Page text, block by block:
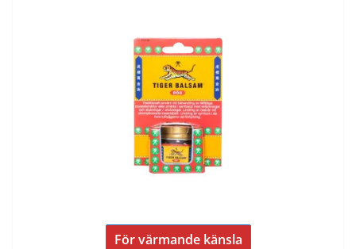
För värmande känsla